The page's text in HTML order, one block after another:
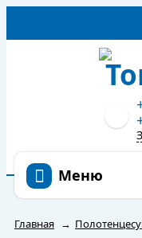
Меню
Главная →